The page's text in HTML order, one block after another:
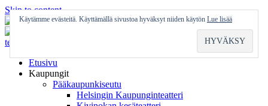
Skip to content
Etusivu
Kaupungit
Pääkaupunkiseutu
Helsingin Kaupunginteatteri
Käytämme evästeitä. Käyttämällä sivustoa hyväksyt niiden käytön Lue lisää